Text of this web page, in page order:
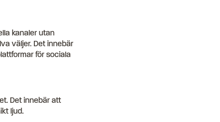
kanaler utan
väljer. Det innebär
för sociala
Det innebär att
ljud.